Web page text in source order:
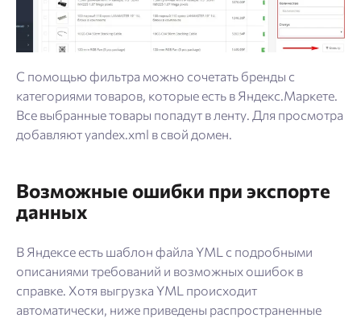
С помощью фильтра можно сочетать бренды с
категориями товаров, которые есть в Яндекс.Маркете.
Все выбранные товары попадут в ленту. Для просмотра
добавляют yandex.xml в свой домен.
Возможные ошибки при экспорте
данных
В Яндексе есть шаблон файла YML с подробными
описаниями требований и возможных ошибок в
справке. Хотя выгрузка YML происходит
автоматически, ниже приведены распространенные